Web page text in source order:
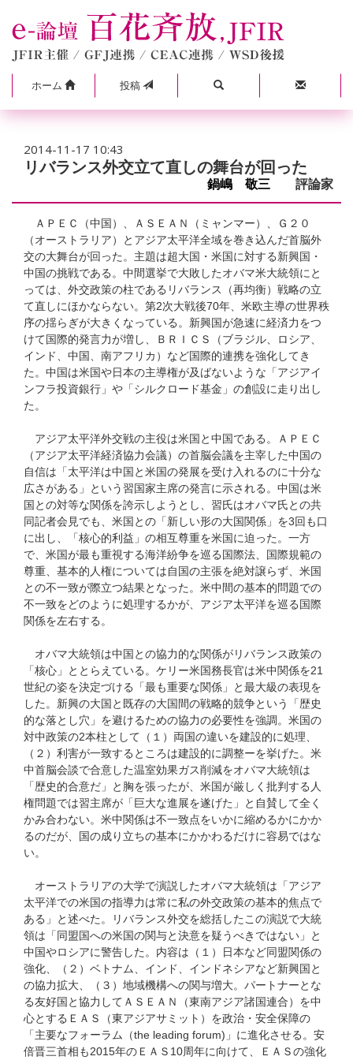
ホーム 投稿
2014-11-17 10:43
リバランス外交立て直しの舞台が回った
鍋嶋 敬三 評論家
ＡＰＥＣ（中国）、ＡＳＥＡＮ（ミャンマー）、Ｇ２０
（オーストラリア）とアジア太平洋全域を巻き込んだ首脳外
交の大舞台が回った。主題は超大国・米国に対する新興国・
中国の挑戦である。中間選挙で大敗したオバマ米大統領にと
っては、外交政策の柱であるリバランス（再均衡）戦略の立
て直しにほかならない。第2次大戦後70年、米欧主導の世界秩
序の揺らぎが大きくなっている。新興国が急速に経済力をつ
けて国際的発言力が増し、ＢＲＩＣＳ（ブラジル、ロシア、
インド、中国、南アフリカ）など国際的連携を強化してき
た。中国は米国や日本の主導権が及ばないような「アジアイ
ンフラ投資銀行」や「シルクロード基金」の創設に走り出し
た。
アジア太平洋外交戦の主役は米国と中国である。ＡＰＥＣ
（アジア太平洋経済協力会議）の首脳会議を主宰した中国の
自信は「太平洋は中国と米国の発展を受け入れるのに十分な
広さがある」という習国家主席の発言に示される。中国は米
国との対等な関係を誇示しようとし、習氏はオバマ氏との共
同記者会見でも、米国との「新しい形の大国関係」を3回も口
に出し、「核心的利益」の相互尊重を米国に迫った。一方
で、米国が最も重視する海洋紛争を巡る国際法、国際規範の
尊重、基本的人権については自国の主張を絶対譲らず、米国
との不一致が際立つ結果となった。米中間の基本的問題での
不一致をどのように処理するかが、アジア太平洋を巡る国際
関係を左右する。
オバマ大統領は中国との協力的な関係がリバランス政策の
「核心」ととらえている。ケリー米国務長官は米中関係を21
世紀の姿を決定づける「最も重要な関係」と最大級の表現を
した。新興の大国と既存の大国間の戦略的競争という「歴史
的な落とし穴」を避けるための協力の必要性を強調。米国の
対中政策の2本柱として（１）両国の違いを建設的に処理、
（２）利害が一致するところは建設的に調整ーを挙げた。米
中首脳会談で合意した温室効果ガス削減をオバマ大統領は
「歴史的合意だ」と胸を張ったが、米国が厳しく批判する人
権問題では習主席が「巨大な進展を遂げた」と自賛して全く
かみ合わない。米中関係は不一致点をいかに縮めるかにかか
るのだが、国の成り立ちの基本にかかわるだけに容易ではな
い。
オーストラリアの大学で演説したオバマ大統領は「アジア
太平洋での米国の指導力は常に私の外交政策の基本的焦点で
ある」と述べた。リバランス外交を総括したこの演説で大統
領は「同盟国への米国の関与と決意を疑うべきではない」と
中国やロシアに警告した。内容は（１）日本など同盟関係の
強化、（２）ベトナム、インド、インドネシアなど新興国と
の協力拡大、（３）地域機構への関与増大。パートナーとな
る友好国と協力してＡＳＥＡＮ（東南アジア諸国連合）を中
心とするＥＡＳ（東アジアサミット）を政治・安全保障の
「主要なフォーラム（the leading forum)」に進化させる。安
倍晋三首相も2015年のＥＡＳ10周年に向けて、ＥＡＳの強化